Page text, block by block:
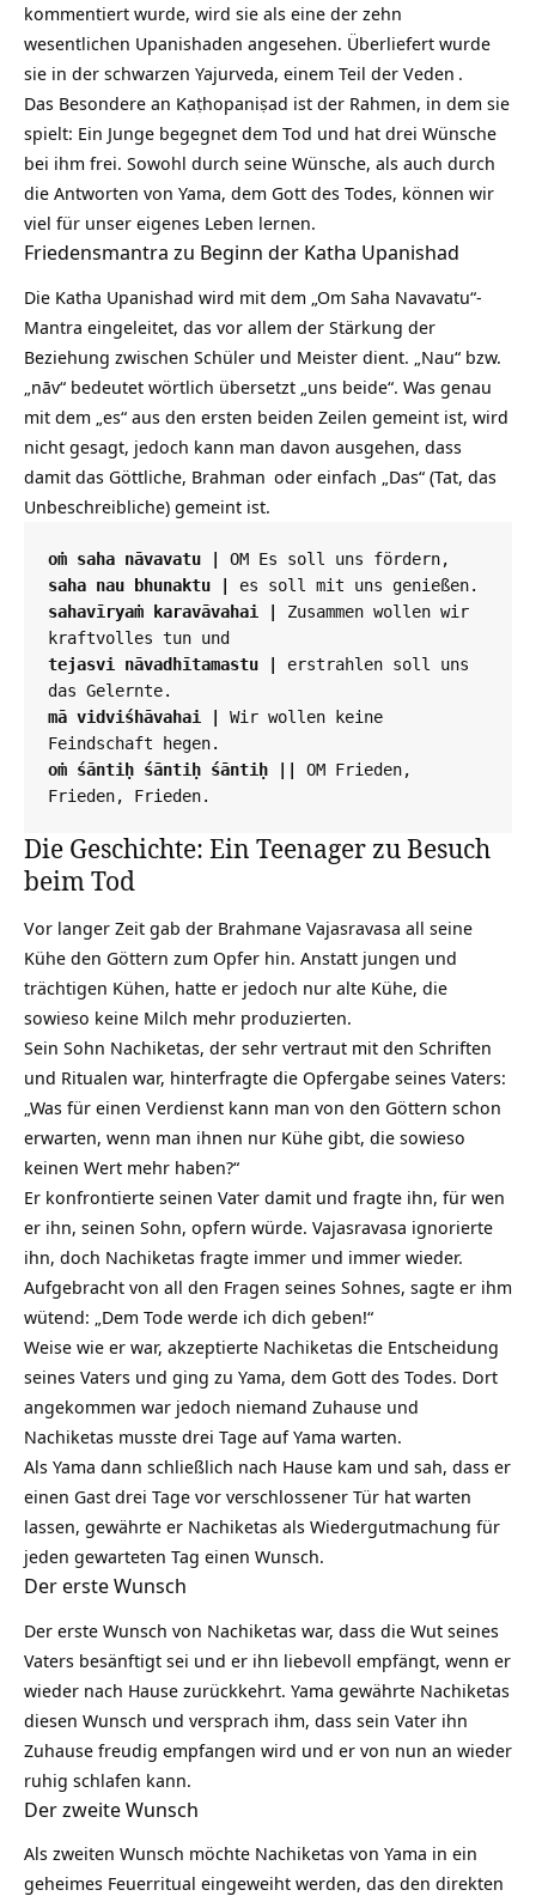
kommentiert wurde, wird sie als eine der zehn
wesentlichen Upanishaden angesehen. Überliefert wurde
sie in der schwarzen Yajurveda, einem Teil der Veden .
Das Besondere an Kaṭhopaniṣad ist der Rahmen, in dem sie
spielt: Ein Junge begegnet dem Tod und hat drei Wünsche
bei ihm frei. Sowohl durch seine Wünsche, als auch durch
die Antworten von Yama, dem Gott des Todes, können wir
viel für unser eigenes Leben lernen.
Friedensmantra zu Beginn der Katha Upanishad
Die Katha Upanishad wird mit dem „Om Saha Navavatu“-
Mantra eingeleitet, das vor allem der Stärkung der
Beziehung zwischen Schüler und Meister dient. „Nau“ bzw.
„nāv“ bedeutet wörtlich übersetzt „uns beide“. Was genau
mit dem „es“ aus den ersten beiden Zeilen gemeint ist, wird
nicht gesagt, jedoch kann man davon ausgehen, dass
damit das Göttliche, Brahman oder einfach „Das“ (Tat, das
Unbeschreibliche) gemeint ist.
oṁ saha nāvavatu |
OM Es soll uns fördern,
saha nau bhunaktu
|
es soll mit uns genießen.
sahavīryaṁ karavāvahai
|
Zusammen wollen wir
kraftvolles tun und
tejasvi nāvadhītamastu
| erstrahlen soll uns
das Gelernte.
mā vidviśhāvahai
|
Wir wollen keine
Feindschaft hegen.
oṁ śāntiḥ śāntiḥ śāntiḥ
||
OM Frieden,
Frieden, Frieden.
Die Geschichte: Ein Teenager zu Besuch
beim Tod
Vor langer Zeit gab der Brahmane Vajasravasa all seine
Kühe den Göttern zum Opfer hin. Anstatt jungen und
trächtigen Kühen, hatte er jedoch nur alte Kühe, die
sowieso keine Milch mehr produzierten.
Sein Sohn Nachiketas, der sehr vertraut mit den Schriften
und Ritualen war, hinterfragte die Opfergabe seines Vaters:
„Was für einen Verdienst kann man von den Göttern schon
erwarten, wenn man ihnen nur Kühe gibt, die sowieso
keinen Wert mehr haben?“
Er konfrontierte seinen Vater damit und fragte ihn, für wen
er ihn, seinen Sohn, opfern würde. Vajasravasa ignorierte
ihn, doch Nachiketas fragte immer und immer wieder.
Aufgebracht von all den Fragen seines Sohnes, sagte er ihm
wütend: „Dem Tode werde ich dich geben!“
Weise wie er war, akzeptierte Nachiketas die Entscheidung
seines Vaters und ging zu Yama, dem Gott des Todes. Dort
angekommen war jedoch niemand Zuhause und
Nachiketas musste drei Tage auf Yama warten.
Als Yama dann schließlich nach Hause kam und sah, dass er
einen Gast drei Tage vor verschlossener Tür hat warten
lassen, gewährte er Nachiketas als Wiedergutmachung für
jeden gewarteten Tag einen Wunsch.
Der erste Wunsch
Der erste Wunsch von Nachiketas war, dass die Wut seines
Vaters besänftigt sei und er ihn liebevoll empfängt, wenn er
wieder nach Hause zurückkehrt. Yama gewährte Nachiketas
diesen Wunsch und versprach ihm, dass sein Vater ihn
Zuhause freudig empfangen wird und er von nun an wieder
ruhig schlafen kann.
Der zweite Wunsch
Als zweiten Wunsch möchte Nachiketas von Yama in ein
geheimes Feuerritual eingeweiht werden, das den direkten